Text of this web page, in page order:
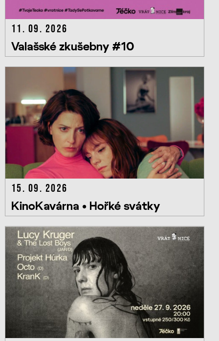
11. 09. 2026
Valašské zkušebny #10
15. 09. 2026
KinoKavárna • Hořké svátky